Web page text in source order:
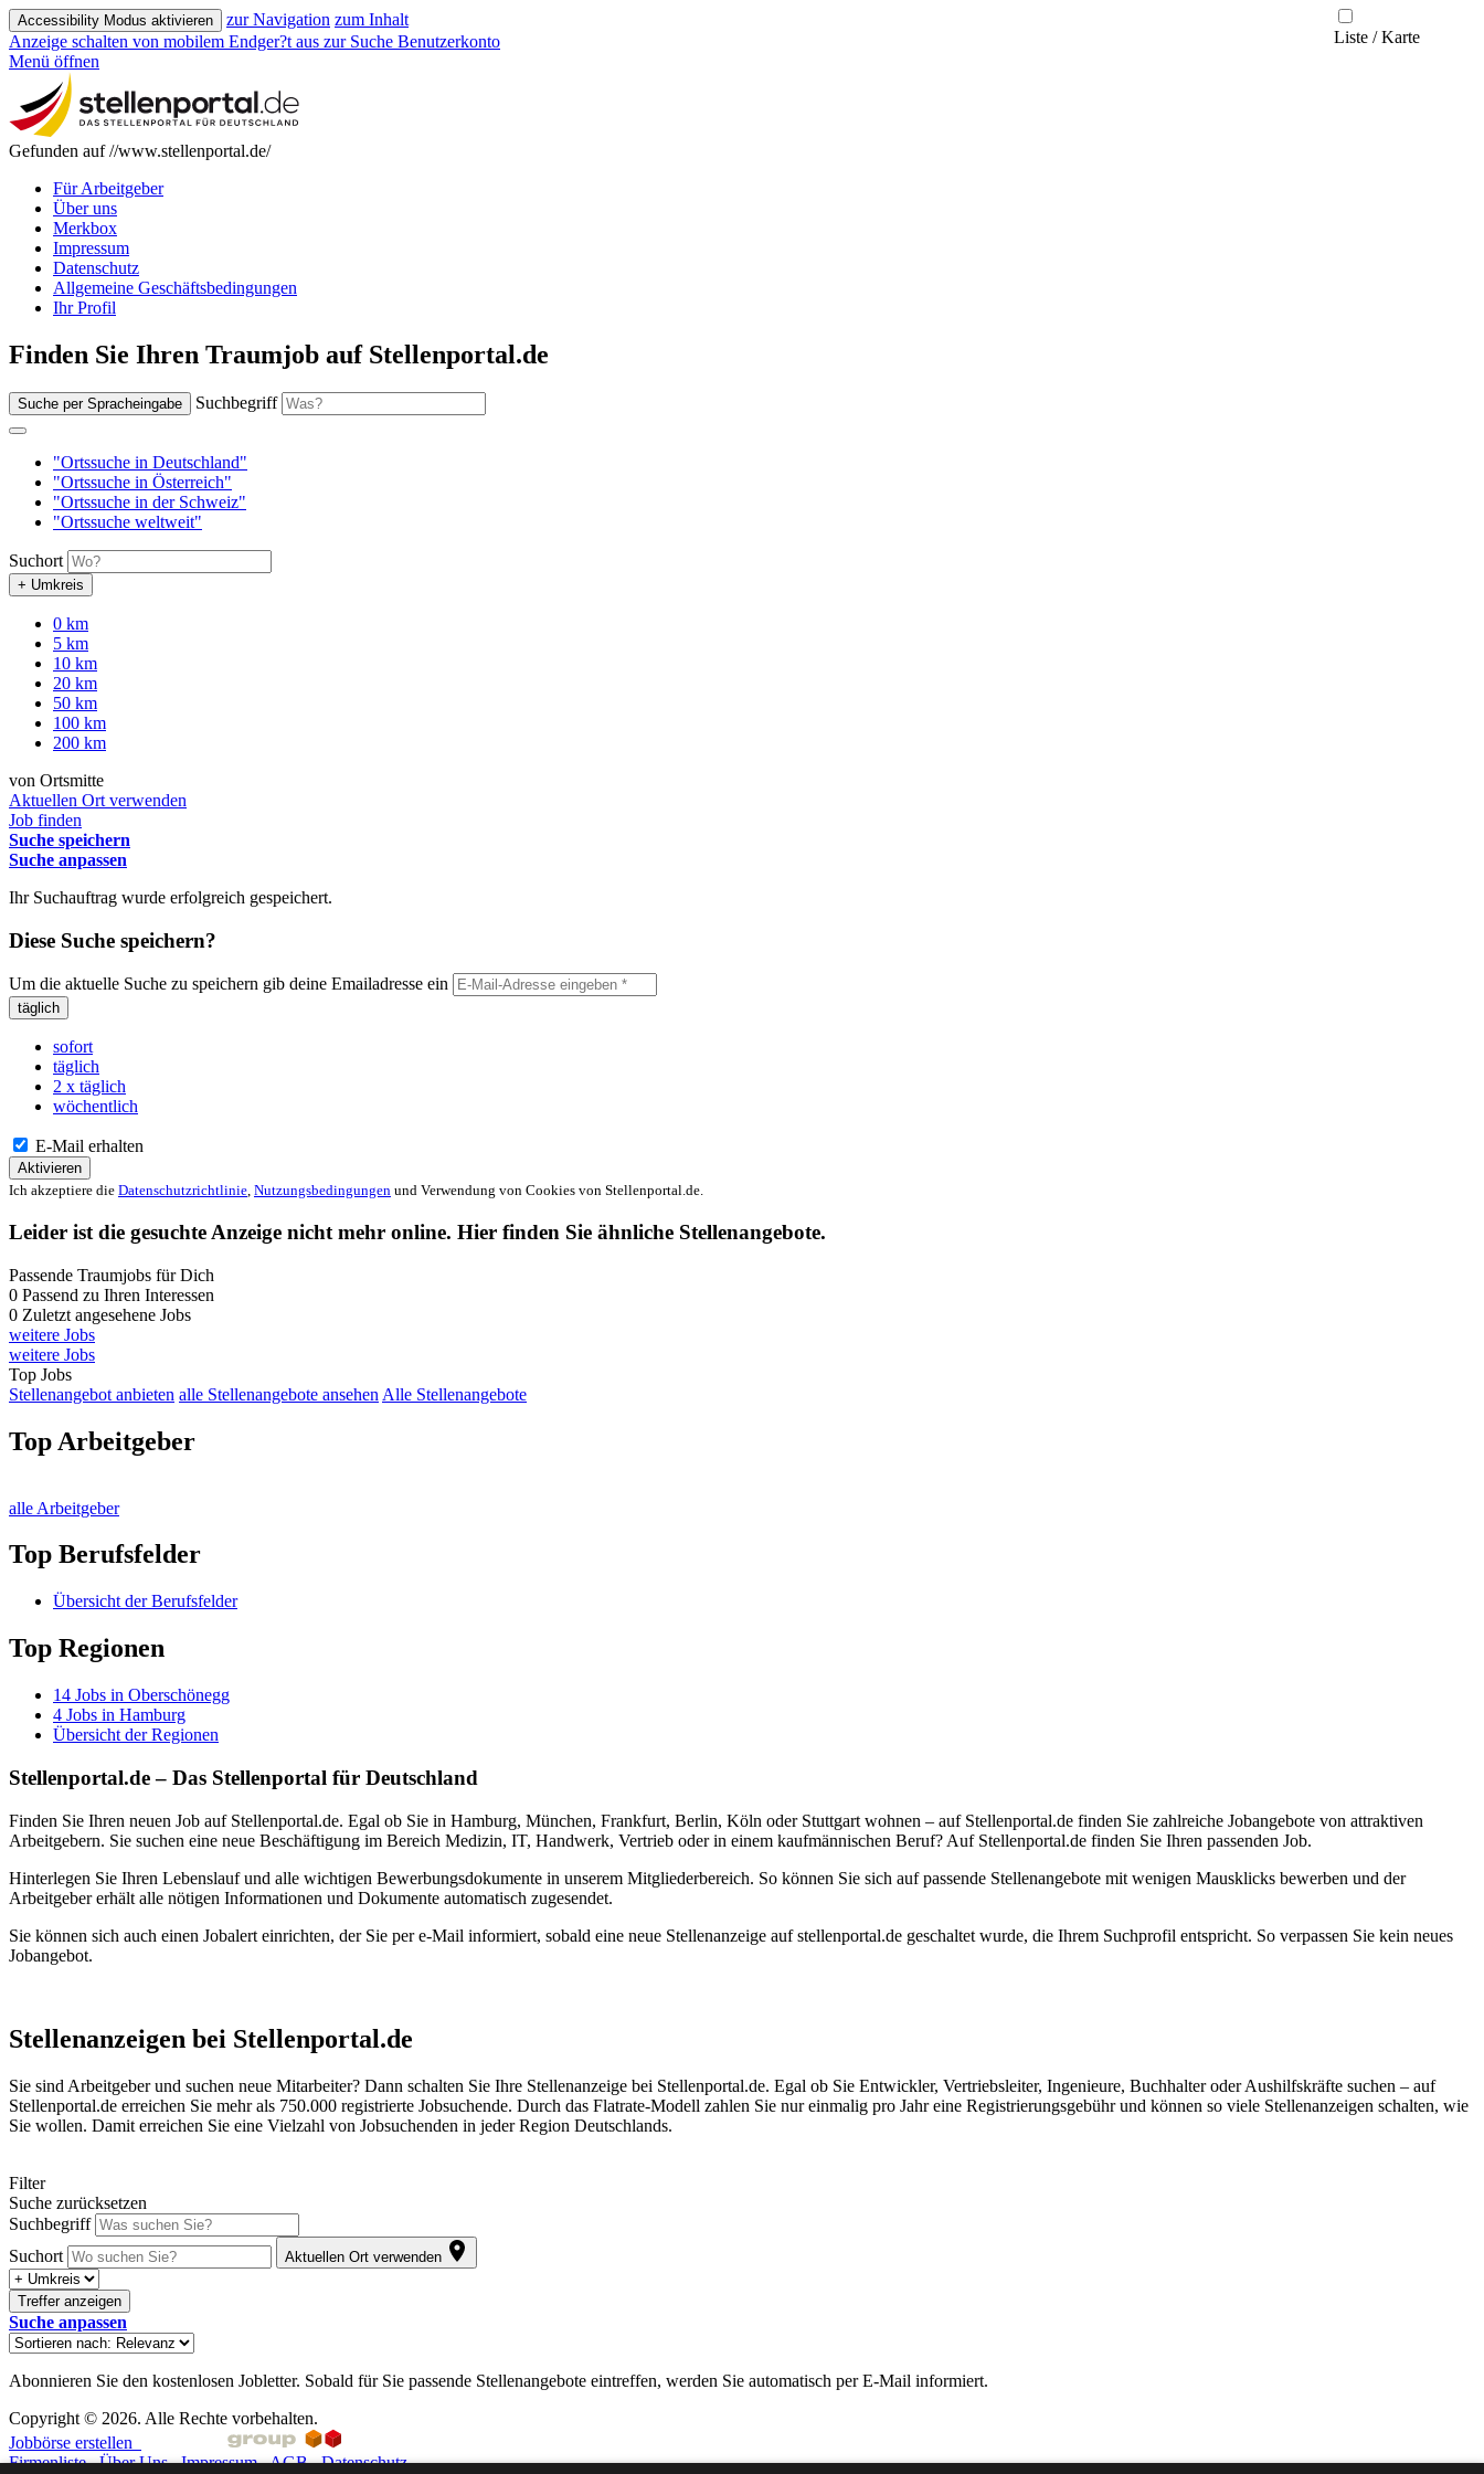
Accessibility Modus aktivieren zur Navigation zum Inhalt
Anzeige schalten von mobilem Endger?t aus zur Suche Benutzerkonto
Menü öffnen
Gefunden auf //www.stellenportal.de/
Für Arbeitgeber
Über uns
Merkbox
Impressum
Datenschutz
Allgemeine Geschäftsbedingungen
Ihr Profil
Finden Sie Ihren Traumjob auf Stellenportal.de
Suche per Spracheingabe Suchbegriff
"Ortssuche in Deutschland"
"Ortssuche in Österreich"
"Ortssuche in der Schweiz"
"Ortssuche weltweit"
Suchort
+ Umkreis
0 km
5 km
10 km
20 km
50 km
100 km
200 km
von Ortsmitte
Aktuellen Ort verwenden
Job finden
Liste / Karte
Suche speichern
Suche anpassen
Ihr Suchauftrag wurde erfolgreich gespeichert.
Diese Suche speichern?
Um die aktuelle Suche zu speichern gib deine Emailadresse ein
täglich
sofort
täglich
2 x täglich
wöchentlich
E-Mail erhalten
Aktivieren
Ich akzeptiere die Datenschutzrichtlinie, Nutzungsbedingungen und Verwendung von Cookies von Stellenportal.de.
Leider ist die gesuchte Anzeige nicht mehr online. Hier finden Sie ähnliche Stellenangebote.
Passende Traumjobs für Dich
0 Passend zu Ihren Interessen
0 Zuletzt angesehene Jobs
weitere Jobs
weitere Jobs
Top Jobs
Stellenangebot anbieten alle Stellenangebote ansehen Alle Stellenangebote
Top Arbeitgeber
alle Arbeitgeber
Top Berufsfelder
Übersicht der Berufsfelder
Top Regionen
14 Jobs in Oberschönegg
4 Jobs in Hamburg
Übersicht der Regionen
Stellenportal.de – Das Stellenportal für Deutschland
Finden Sie Ihren neuen Job auf Stellenportal.de. Egal ob Sie in Hamburg, München, Frankfurt, Berlin, Köln oder Stuttgart wohnen – auf Stellenportal.de finden Sie zahlreiche Jobangebote von attraktiven
Arbeitgebern. Sie suchen eine neue Beschäftigung im Bereich Medizin, IT, Handwerk, Vertrieb oder in einem kaufmännischen Beruf? Auf Stellenportal.de finden Sie Ihren passenden Job.
Hinterlegen Sie Ihren Lebenslauf und alle wichtigen Bewerbungsdokumente in unserem Mitgliederbereich. So können Sie sich auf passende Stellenangebote mit wenigen Mausklicks bewerben und der
Arbeitgeber erhält alle nötigen Informationen und Dokumente automatisch zugesendet.
Sie können sich auch einen Jobalert einrichten, der Sie per e-Mail informiert, sobald eine neue Stellenanzeige auf stellenportal.de geschaltet wurde, die Ihrem Suchprofil entspricht. So verpassen Sie kein neues
Jobangebot.
Stellenanzeigen bei Stellenportal.de
Sie sind Arbeitgeber und suchen neue Mitarbeiter? Dann schalten Sie Ihre Stellenanzeige bei Stellenportal.de. Egal ob Sie Entwickler, Vertriebsleiter, Ingenieure, Buchhalter oder Aushilfskräfte suchen – auf
Stellenportal.de erreichen Sie mehr als 750.000 registrierte Jobsuchende. Durch das Flatrate-Modell zahlen Sie nur einmalig pro Jahr eine Registrierungsgebühr und können so viele Stellenanzeigen schalten, wie
Sie wollen. Damit erreichen Sie eine Vielzahl von Jobsuchenden in jeder Region Deutschlands.
Filter
Suche zurücksetzen
Suchbegriff
Suchort
Aktuellen Ort verwenden
Treffer anzeigen
Suche anpassen
Abonnieren Sie den kostenlosen Jobletter. Sobald für Sie passende Stellenangebote eintreffen, werden Sie automatisch per E-Mail informiert.
Copyright © 2026. Alle Rechte vorbehalten.
Jobbörse erstellen
Firmenliste
Über Uns Impressum AGB Datenschutz